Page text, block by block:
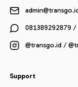
081389292879
@transgo.id /
Support